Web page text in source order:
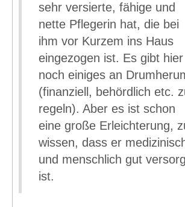
sehr versierte, fähige und
nette Pflegerin hat, die bei
ihm vor Kurzem ins Haus
eingezogen ist. Es gibt hier
noch einiges an
(finanziell, behördlich etc.
regeln). Aber es ist schon
eine große Erleichterung,
wissen, dass er
und menschlich gut
ist.